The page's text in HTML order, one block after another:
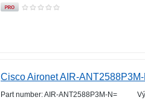
Cisco Aironet AIR-ANT2588P3M-
Part number: AIR-ANT2588P3M-N=